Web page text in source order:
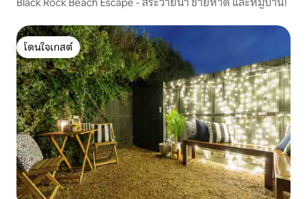
โดนใจเกสต์
โดนใจเกสต์